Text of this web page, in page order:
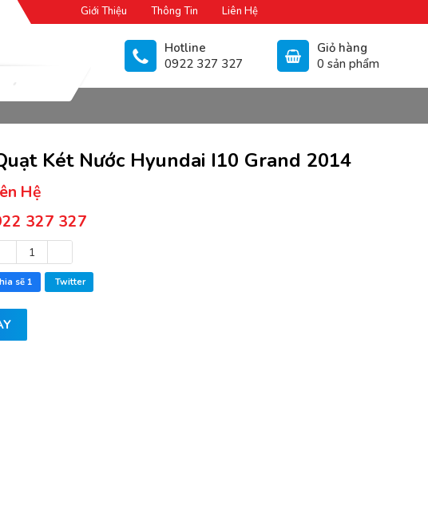
Giới Thiệu Thông Tin Liên Hệ
Hotline
0922 327 327
Giỏ hàng
0 sản phẩm
Két Nước Hyundai I10 Grand 2014
Hệ
327 327
sẽ 1 Twitter